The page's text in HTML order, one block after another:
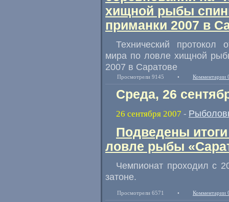
хищной рыбы
приманки 2007 в
Технический протокол
мира по ловле хищной
2007 в Саратове
Просмотрели 9145 • Комментарии
Среда, 26
26 сентября 2007 -
Подведены
ловле рыбы
Чемпионат проходил с
затоне.
Просмотрели 6571 • Комментарии